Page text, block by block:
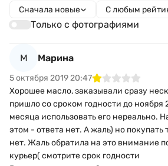
Сначала новые С любым
Только с фотографиями
М Марина
5 октября 2019 20:47
Хорошее масло, заказывали сразу
пришло со сроком годности до ноября
месяца использовать его нереально.
этом - ответа нет. А жаль) но
нет. Жаль обратила на это внимание
курьер( смотрите срок годности